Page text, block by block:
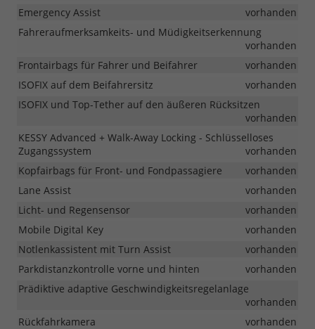
Emergency Assist
vorhanden
Fahreraufmerksamkeits- und Müdigkeitserkennung
vorhanden
Frontairbags für Fahrer und Beifahrer
vorhanden
ISOFIX auf dem Beifahrersitz
vorhanden
ISOFIX und Top-Tether auf den äußeren Rücksitzen
vorhanden
KESSY Advanced + Walk-Away Locking - Schlüsselloses
Zugangssystem
vorhanden
Kopfairbags für Front- und Fondpassagiere
vorhanden
Lane Assist
vorhanden
Licht- und Regensensor
vorhanden
Mobile Digital Key
vorhanden
Notlenkassistent mit Turn Assist
vorhanden
Parkdistanzkontrolle vorne und hinten
vorhanden
Prädiktive adaptive Geschwindigkeitsregelanlage
vorhanden
Rückfahrkamera
vorhanden